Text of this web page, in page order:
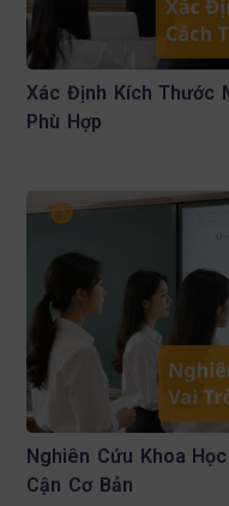
Xác Định Kích Thước
Phù Hợp
Nghiên Cứu Khoa
Cận Cơ Bản